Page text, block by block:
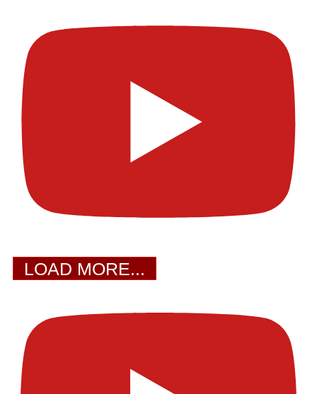
LOAD MORE...